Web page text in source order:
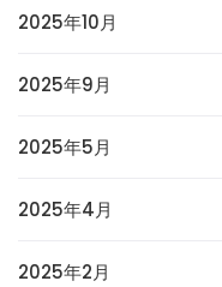
2025年10月
2025年9月
2025年5月
2025年4月
2025年2月